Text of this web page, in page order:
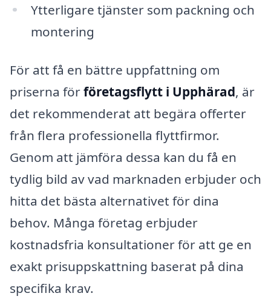
Ytterligare tjänster som packning och
montering
För att få en bättre uppfattning om
priserna förföretagsflytt i Upphärad, är
det rekommenderat att begära offerter
från flera professionella flyttfirmor.
Genom att jämföra dessa kan du få en
tydlig bild av vad marknaden erbjuder och
hitta det bästa alternativet för dina
behov. Många företag erbjuder
kostnadsfria konsultationer för att ge en
exakt prisuppskattning baserat på dina
specifika krav.